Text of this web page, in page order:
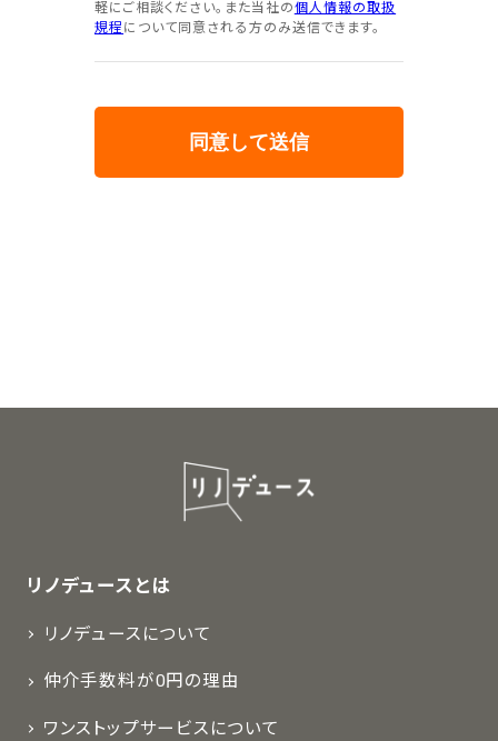
軽にご相談ください。また当社の個人情報の取扱
規程 について同意される方のみ送信できます。
リノデュースとは
リノデュースについて
仲介手数料が0円の理由
ワンストップサービスについて